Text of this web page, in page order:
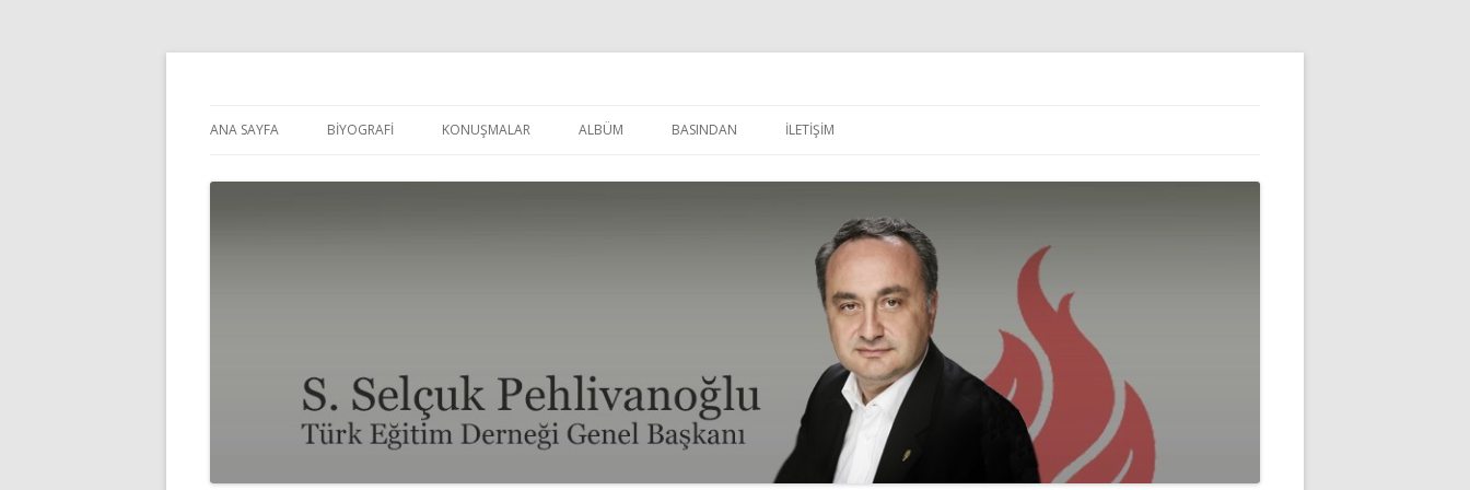
atla
ANA SAYFA BİYOGRAFİ KONUŞMALAR ALBÜM BASINDAN İLETİŞİM